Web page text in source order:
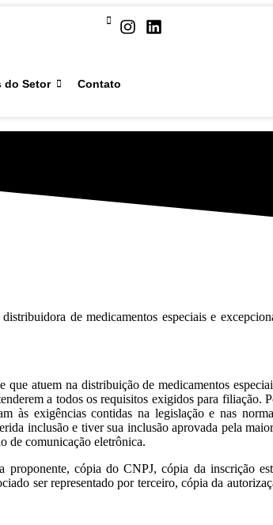
do Setor Contato
de medicamentos especiais e
atuem na distribuição de medicamentos
a todos os requisitos exigidos para filiação.
às exigências contidas na legislação e nas
inclusão e tiver sua inclusão aprovada pela
de comunicação eletrônica.
cópia do CNPJ, cópia da inscrição
ser representado por terceiro, cópia da